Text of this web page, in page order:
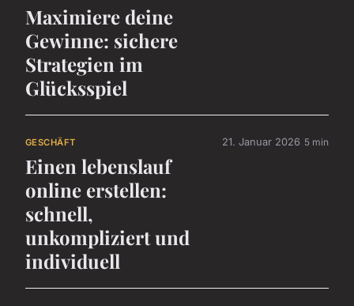
Maximiere deine
Gewinne: sichere
Strategien im
Glücksspiel
GESCHÄFT
Einen lebenslauf
online erstellen:
schnell,
unkompliziert und
individuell
21. Januar 2026 5 min